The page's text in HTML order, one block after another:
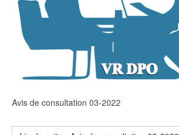
Avis de consultation 03-2022